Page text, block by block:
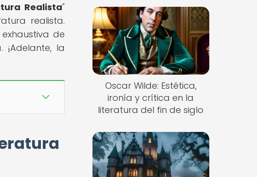
Realista"
realista.
de
la
Oscar Wilde: Estética,
ironía y crítica en la
literatura del fin de siglo